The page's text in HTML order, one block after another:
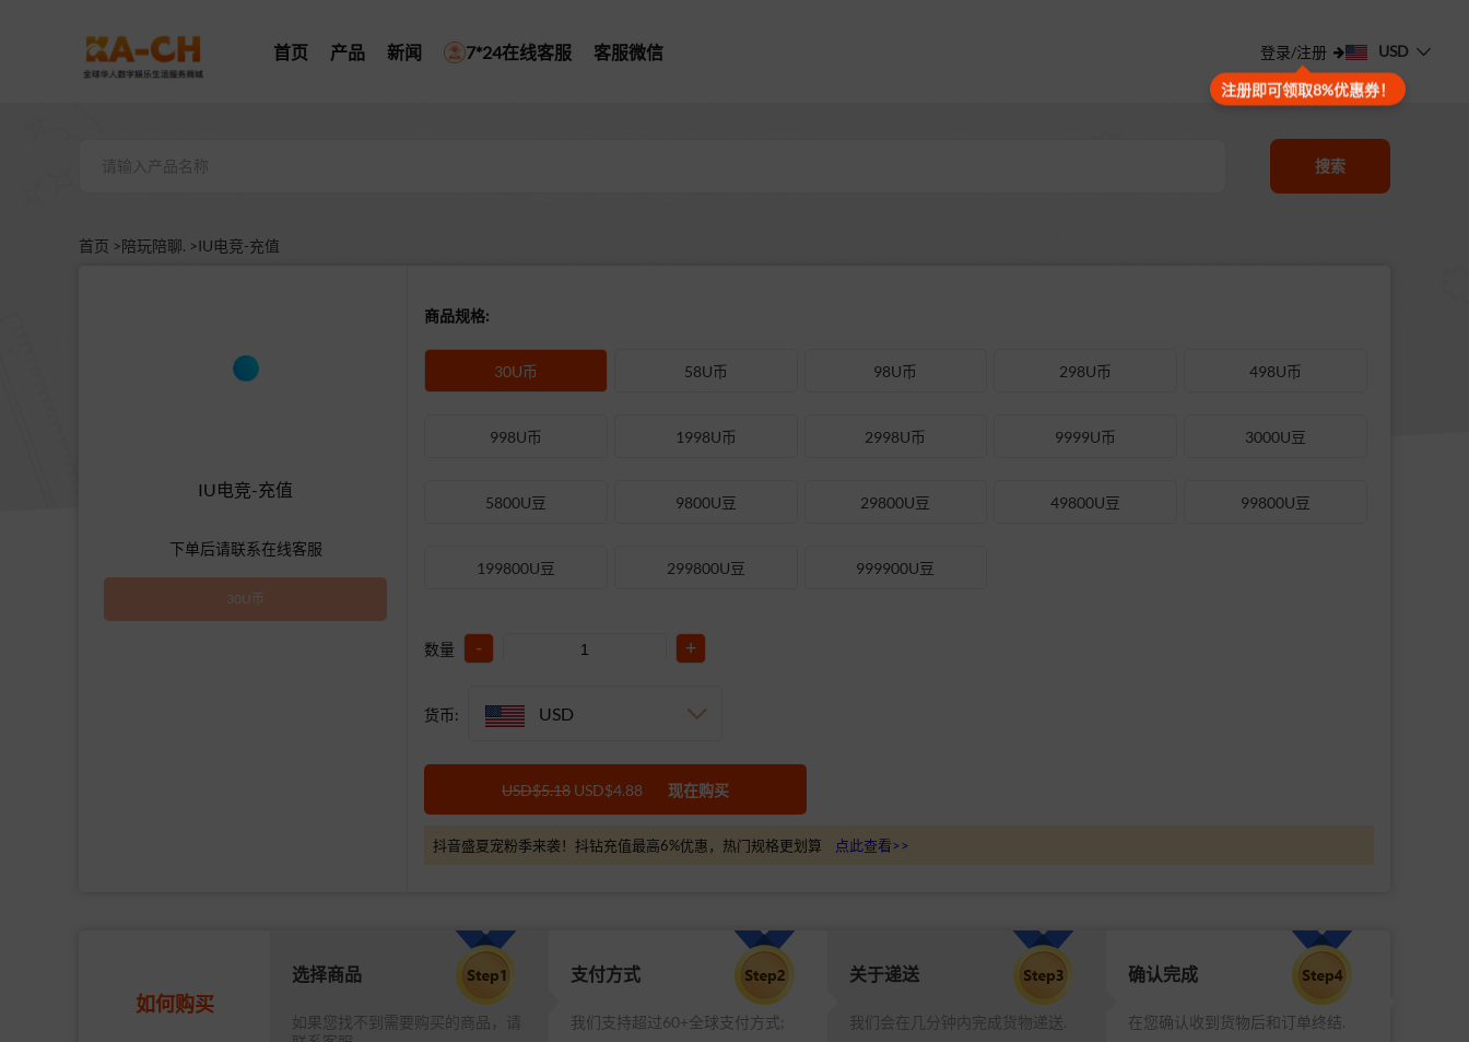
首页 产品 新闻 7*24在线客服 客服微信 登录/注册
注册即可领取8%优惠券！
USD
搜索
首页 >陪玩陪聊. >IU电竞-充值
IU电竞-充值
下单后请联系在线客服
30U币
商品规格:
30U币 58U币 98U币 298U币 498U币
998U币 1998U币 2998U币 9999U币 3000U豆
5800U豆 9800U豆 29800U豆 49800U豆 99800U豆
199800U豆 299800U豆 999900U豆
数量 - +
货币: USD
USD$5.18 USD$4.88 现在购买
抖音盛夏宠粉季来袭！抖钻充值最高6%优惠，热门规格更划算 点此查看>>
如何购买
选择商品
如果您找不到需要购买的商品，请
支付方式
我们支持超过60+全球支付方式;
关于递送
我们会在几分钟内完成货物递送.
确认完成
在您确认收到货物后和订单终结.